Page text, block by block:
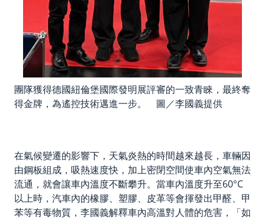
團隊獲得德國紐倫堡國際發明展評審的一致青睞，最終奪
得金牌，為遙控技術邁進一步。 圖／李國義提供
在氣候變遷的影響下，天氣炎熱的時間越來越長，車輛因
由鋼板組成，吸熱速度快，加上密閉空間使車內空氣無法
流通，就會讓車內溫度不斷攀升。當車內溫度升至60°C
以上時，汽車內的橡膠、塑膠、皮革等會揮發出甲醛、甲
苯等有毒物質，李國義解釋車內高溫對人體的危害，「如